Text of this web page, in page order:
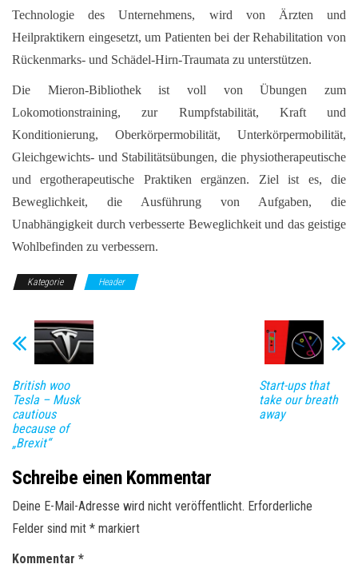
Technologie des Unternehmens, wird von Ärzten und
Heilpraktikern eingesetzt, um Patienten bei der Rehabilitation von
Rückenmarks- und Schädel-Hirn-Traumata zu unterstützen.
Die Mieron-Bibliothek ist voll von Übungen zum
Lokomotionstraining, zur Rumpfstabilität, Kraft und
Konditionierung, Oberkörpermobilität, Unterkörpermobilität,
Gleichgewichts- und Stabilitätsübungen, die physiotherapeutische
und ergotherapeutische Praktiken ergänzen. Ziel ist es, die
Beweglichkeit, die Ausführung von Aufgaben, die
Unabhängigkeit durch verbesserte Beweglichkeit und das geistige
Wohlbefinden zu verbessern.
Kategorie Header
British woo
Tesla – Musk
cautious
because of
„Brexit“
Start-ups that
take our breath
away
Schreibe einen Kommentar
Deine E-Mail-Adresse wird nicht veröffentlicht. Erforderliche
Felder sind mit * markiert
Kommentar *